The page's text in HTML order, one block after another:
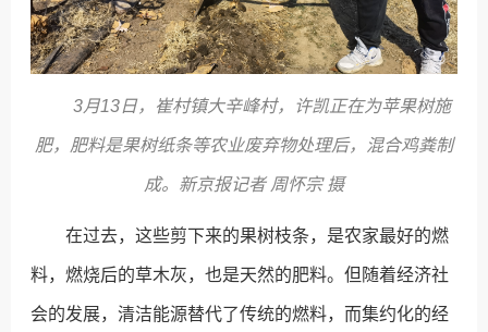
3月13日，崔村镇大辛峰村，许凯正在为苹果树施
肥，肥料是果树纸条等农业废弃物处理后，混合鸡粪制
成。新京报记者 周怀宗 摄
在过去，这些剪下来的果树枝条，是农家最好的燃
料，燃烧后的草木灰，也是天然的肥料。但随着经济社
会的发展，清洁能源替代了传统的燃料，而集约化的经